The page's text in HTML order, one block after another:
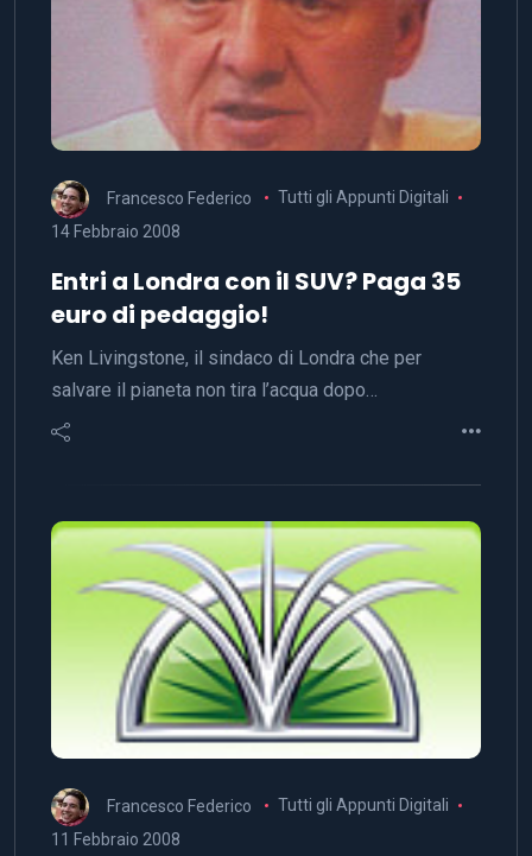
Francesco Federico
Tutti gli Appunti Digitali
14 Febbraio 2008
Entri a Londra con il SUV? Paga 35
euro di pedaggio!
Ken Livingstone, il sindaco di Londra che per
salvare il pianeta non tira l’acqua dopo…
Francesco Federico
Tutti gli Appunti Digitali
11 Febbraio 2008